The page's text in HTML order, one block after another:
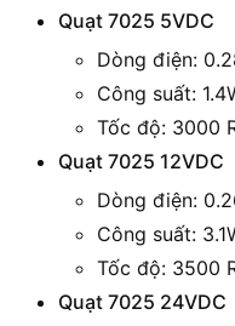
Quạt 7025 5VDC
Dòng điện:
Công suất:
Tốc độ: 3000
Quạt 7025 12VDC
Dòng điện:
Công suất:
Tốc độ: 3500
Quạt 7025 24VDC